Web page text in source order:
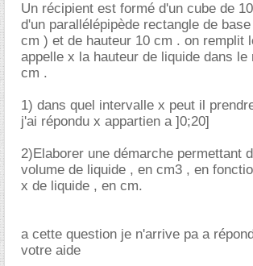
Un récipient est formé d'un cube de
d'un parallélépipède rectangle de
cm ) et de hauteur 10 cm . on remplit
appelle x la hauteur de liquide dans le
cm .
1) dans quel intervalle x peut il
j'ai répondu x appartien a ]0;20]
2)Elaborer une démarche permettant
volume de liquide , en cm3 , en
x de liquide , en cm.
a cette question je n'arrive pa a
votre aide